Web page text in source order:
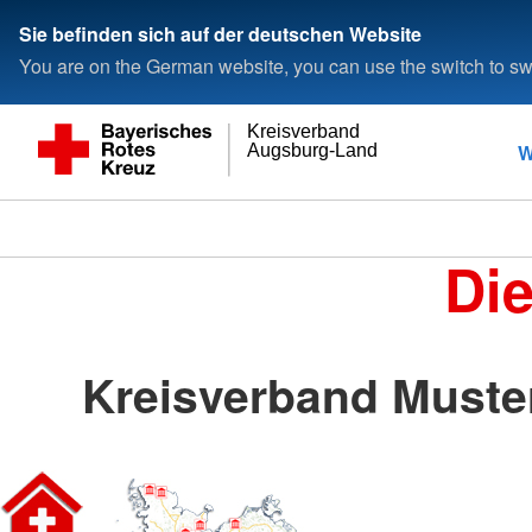
Sie befinden sich auf der deutschen Website
You are on the German website, you can use the switch to
Augsburg-Land
Kreisverband
Kreisverband